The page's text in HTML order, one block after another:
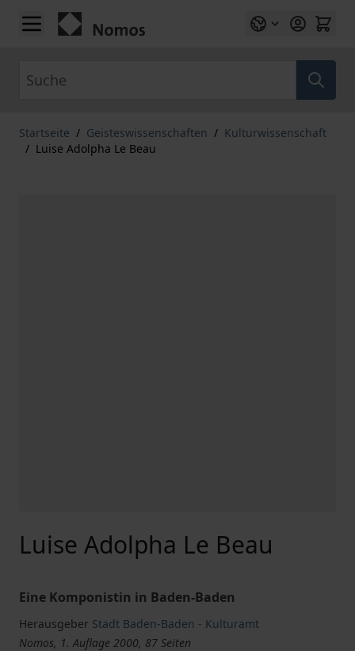
Zum Inhalt springen
Startseite / Geisteswissenschaften / Kulturwissenschaft
/ Luise Adolpha Le Beau
Luise Adolpha Le Beau
Eine Komponistin in Baden-Baden
Herausgeber Stadt Baden-Baden - Kulturamt
Nomos, 1. Auflage 2000, 87 Seiten